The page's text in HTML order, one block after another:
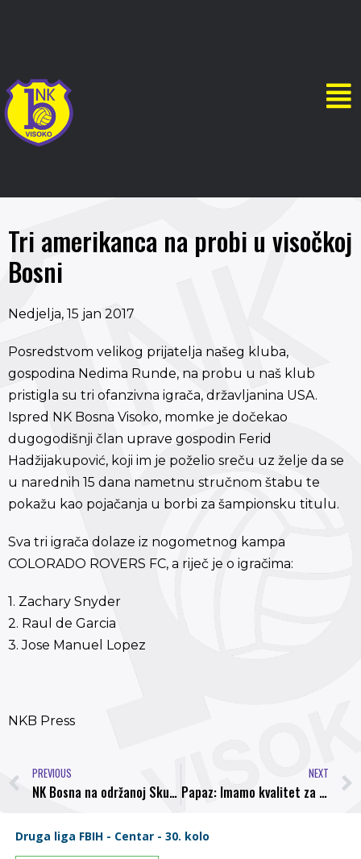
Tri amerikanca na probi u visočkoj
Bosni
Nedjelja, 15 jan 2017
Posredstvom velikog prijatelja našeg kluba,
gospodina Nedima Runde, na probu u naš klub
pristigla su tri ofanzivna igrača, državljanina USA.
Ispred NK Bosna Visoko, momke je dočekao
dugogodišnji član uprave gospodin Ferid
Hadžijakupović, koji im je poželio sreču uz želje da se
u narednih 15 dana nametnu stručnom štabu te
pokažu kao pojačanja u borbi za šampionsku titulu.
Sva tri igrača dolaze iz nogometnog kampa
COLORADO ROVERS FC, a riječ je o igračima:
1. Zachary Snyder
2. Raul de Garcia
3. Jose Manuel Lopez
NKB Press
PREVIOUS
NK Bosna na održanoj Skupštini usvojila i izmjene vizuelnog identiteta sadašnjeg grba
NEXT
Papaz: Imamo kvalitet za Premijer ligu